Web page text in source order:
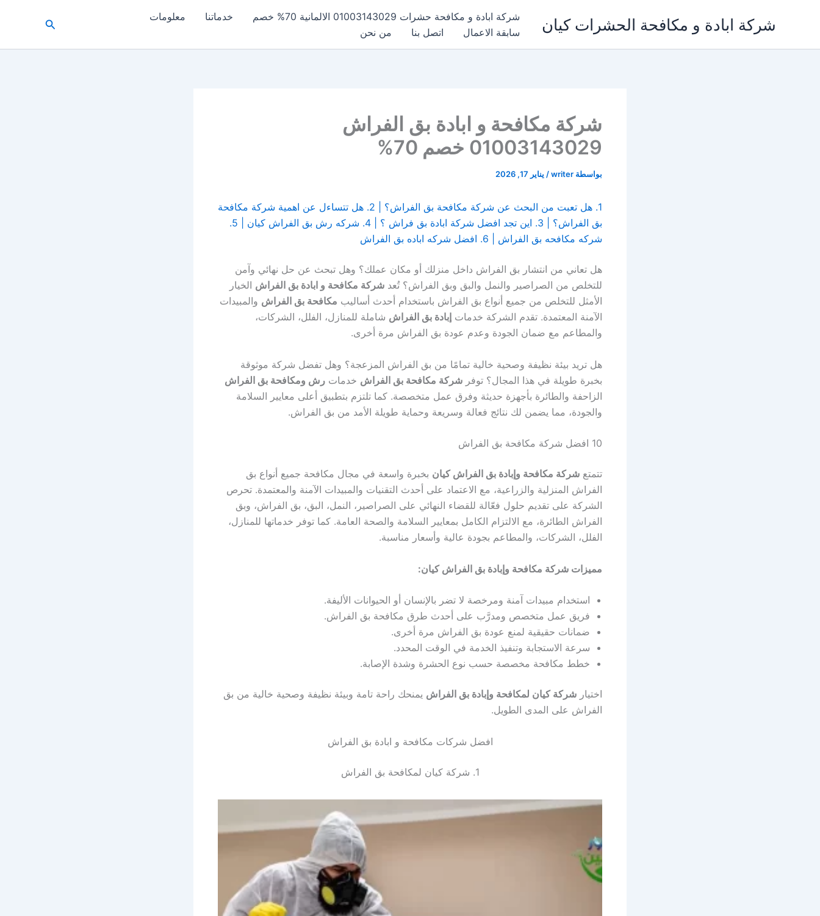
شركة ابادة و مكافحة الحشرات كيان شركة ابادة و مكافحة حشرات 01003143029 الالمانية 70% خصم خدماتنا
معلومات
سابقة الاعمال
اتصل بنا من نحن
البحث
شركة مكافحة و ابادة بق الفراش
01003143029 خصم 70%
بواسطة writer
/ يناير 17, 2026
1. هل تعبت من البحث عن شركة مكافحة بق الفراش؟ | 2. هل تتساءل عن اهمية شركة مكافحة
بق الفراش؟ | 3. اين تجد افضل شركة ابادة بق فراش ؟ | 4. شركه رش بق الفراش كيان | 5.
شركه مكافحه بق الفراش | 6. افضل شركه اباده بق الفراش
هل تعاني من انتشار بق الفراش داخل منزلك أو مكان عملك؟ وهل تبحث عن حل نهائي وآمن
للتخلص من الصراصير والنمل والبق وبق الفراش؟ تُعد شركة مكافحة و ابادة بق الفراش الخيار
الأمثل للتخلص من جميع أنواع بق الفراش باستخدام أحدث أساليب مكافحة بق الفراش والمبيدات
الآمنة المعتمدة. تقدم الشركة خدمات إبادة بق الفراش شاملة للمنازل، الفلل، الشركات،
والمطاعم مع ضمان الجودة وعدم عودة بق الفراش مرة أخرى.
هل تريد بيئة نظيفة وصحية خالية تمامًا من بق الفراش المزعجة؟ وهل تفضل شركة موثوقة
بخبرة طويلة في هذا المجال؟ توفر شركة مكافحة بق الفراش خدمات رش ومكافحة بق الفراش
الزاحفة والطائرة بأجهزة حديثة وفرق عمل متخصصة. كما تلتزم بتطبيق أعلى معايير السلامة
والجودة، مما يضمن لك نتائج فعالة وسريعة وحماية طويلة الأمد من بق الفراش.
10 افضل شركة مكافحة بق الفراش
تتمتع شركة مكافحة وإبادة بق الفراش كيان بخبرة واسعة في مجال مكافحة جميع أنواع بق
الفراش المنزلية والزراعية، مع الاعتماد على أحدث التقنيات والمبيدات الآمنة والمعتمدة. تحرص
الشركة على تقديم حلول فعّالة للقضاء النهائي على الصراصير، النمل، البق، بق الفراش، وبق
الفراش الطائرة، مع الالتزام الكامل بمعايير السلامة والصحة العامة. كما توفر خدماتها للمنازل،
الفلل، الشركات، والمطاعم بجودة عالية وأسعار مناسبة.
مميزات شركة مكافحة وإبادة بق الفراش كيان:
استخدام مبيدات آمنة ومرخصة لا تضر بالإنسان أو الحيوانات الأليفة.
فريق عمل متخصص ومدرَّب على أحدث طرق مكافحة بق الفراش.
ضمانات حقيقية لمنع عودة بق الفراش مرة أخرى.
سرعة الاستجابة وتنفيذ الخدمة في الوقت المحدد.
خطط مكافحة مخصصة حسب نوع الحشرة وشدة الإصابة.
اختيار شركة كيان لمكافحة وإبادة بق الفراش يمنحك راحة تامة وبيئة نظيفة وصحية خالية من بق
الفراش على المدى الطويل.
افضل شركات مكافحة و ابادة بق الفراش
1. شركة كيان لمكافحة بق الفراش